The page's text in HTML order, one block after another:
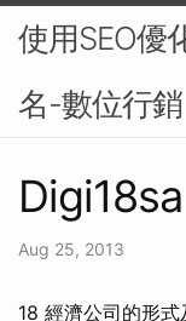
使用SEO優
名-數位行銷
Aug 25, 2013
18 經濟公司的形